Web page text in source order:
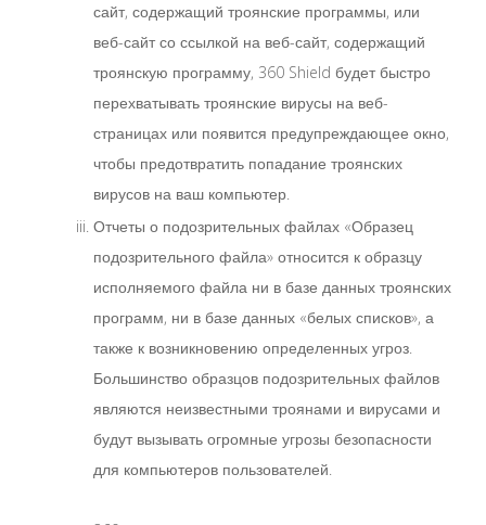
сайт, содержащий троянские программы, или
веб-сайт со ссылкой на веб-сайт, содержащий
троянскую программу, 360 Shield будет быстро
перехватывать троянские вирусы на веб-
страницах или появится предупреждающее окно,
чтобы предотвратить попадание троянских
вирусов на ваш компьютер.
Отчеты о подозрительных файлах «Образец
подозрительного файла» относится к образцу
исполняемого файла ни в базе данных троянских
программ, ни в базе данных «белых списков», а
также к возникновению определенных угроз.
Большинство образцов подозрительных файлов
являются неизвестными троянами и вирусами и
будут вызывать огромные угрозы безопасности
для компьютеров пользователей.